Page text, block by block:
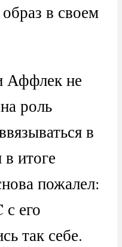
в своем
Аффлек не
роль
в
итоге
пожалел:
его
так себе.